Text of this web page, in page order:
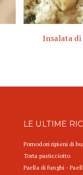
Insalata di
LE ULTIME
Pomodori ripieni di
Torta pasticciotto
Paella di funghi -